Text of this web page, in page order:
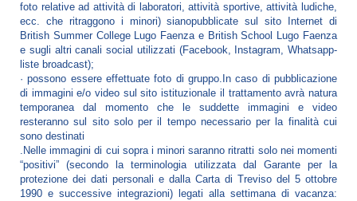
foto relative ad attività di laboratori, attività sportive, attività ludiche,
ecc. che ritraggono i minori) sianopubblicate sul sito Internet di
British Summer College Lugo Faenza e British School Lugo Faenza
e sugli altri canali social utilizzati (Facebook, Instagram, Whatsapp-
liste broadcast);
· possono essere effettuate foto di gruppo.In caso di pubblicazione
di immagini e/o video sul sito istituzionale il trattamento avrà natura
temporanea dal momento che le suddette immagini e video
resteranno sul sito solo per il tempo necessario per la finalità cui
sono destinati
.Nelle immagini di cui sopra i minori saranno ritratti solo nei momenti
“positivi” (secondo la terminologia utilizzata dal Garante per la
protezione dei dati personali e dalla Carta di Treviso del 5 ottobre
1990 e successive integrazioni) legati alla settimana di vacanza: